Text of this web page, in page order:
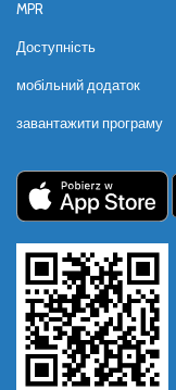
MPR
Доступність
мобільний додаток
завантажити програму